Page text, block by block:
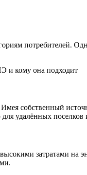
потребителей.
собственный
удалённых поселков
затратами на